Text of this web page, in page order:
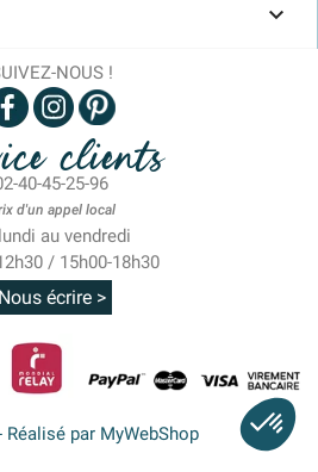

NOUS !
clients
40-45-25-96
d'un appel local
au vendredi
/ 15h00-18h30
Nous écrire >
par MyWebShop